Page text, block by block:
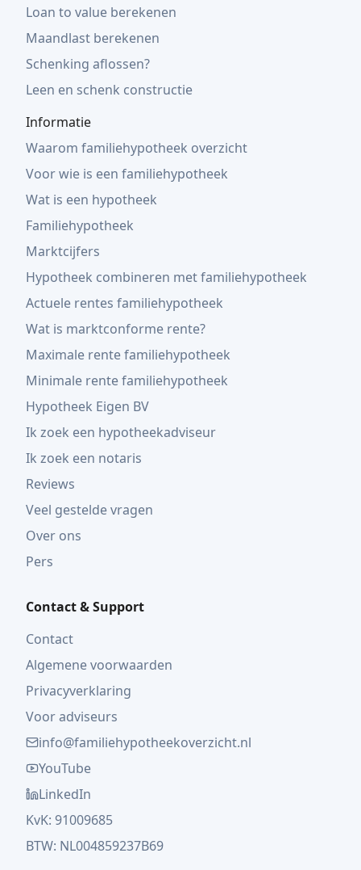
Loan to value berekenen
Maandlast berekenen
Schenking aflossen?
Leen en schenk constructie
Informatie
Waarom familiehypotheek overzicht
Voor wie is een familiehypotheek
Wat is een hypotheek
Familiehypotheek
Marktcijfers
Hypotheek combineren met familiehypotheek
Actuele rentes familiehypotheek
Wat is marktconforme rente?
Maximale rente familiehypotheek
Minimale rente familiehypotheek
Hypotheek Eigen BV
Ik zoek een hypotheekadviseur
Ik zoek een notaris
Reviews
Veel gestelde vragen
Over ons
Pers
Contact & Support
Contact
Algemene voorwaarden
Privacyverklaring
Voor adviseurs
info@familiehypotheekoverzicht.nl
YouTube
LinkedIn
KvK: 91009685
BTW: NL004859237B69